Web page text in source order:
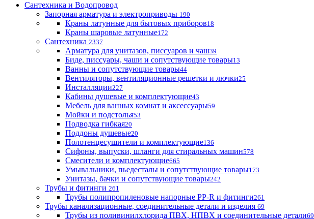
Сантехника и Водопровод
Запорная арматура и электроприводы 190
Краны латунные для бытовых приборов18
Краны шаровые латунные172
Сантехника 2337
Арматура для унитазов, писсуаров и чаш39
Биде, писсуары, чаши и сопутствующие товары13
Ванны и сопутствующие товары44
Вентиляторы, вентиляционные решетки и лючки25
Инсталляции227
Кабины душевые и комплектующие43
Мебель для ванных комнат и аксессуары59
Мойки и подстолья53
Подводка гибкая20
Поддоны душевые20
Полотенцесушители и комплектующие136
Сифоны, выпуски, шланги для стиральных машин578
Смесители и комплектующие665
Умывальники, пьедесталы и сопутствующие товары173
Унитазы, бачки и сопутствующие товары242
Трубы и фитинги 261
Трубы полипропиленовые напорные PP-R и фитинги261
Трубы канализационные, соединительные детали и изделия 69
Трубы из поливинилхлорида ПВХ, НПВХ и соединительные детали69